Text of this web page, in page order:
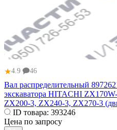
★4.9 46
Вал распределительный
экскаватора HITACHI
ZX200-3, ZX240-3, ZX270-3
ID товара: 393246
Цена по запросу